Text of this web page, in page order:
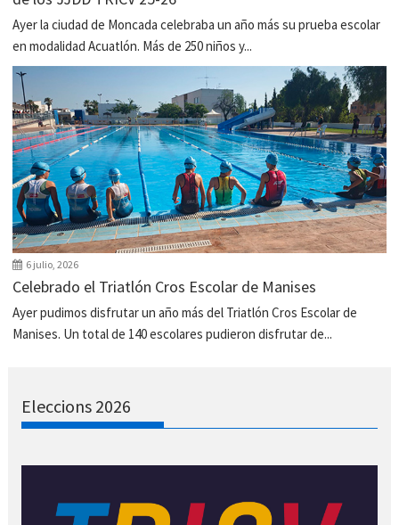
Ayer la ciudad de Moncada celebraba un año más su prueba escolar
en modalidad Acuatlón. Más de 250 niños y...
6 julio, 2026
Celebrado el Triatlón Cros Escolar de Manises
Ayer pudimos disfrutar un año más del Triatlón Cros Escolar de
Manises. Un total de 140 escolares pudieron disfrutar de...
Eleccions 2026